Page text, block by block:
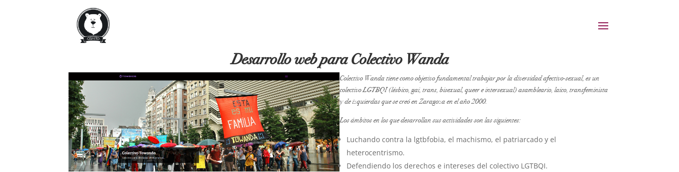
Desarrollo web para Colectivo Wanda
Colectivo Wanda tiene como objetivo fundamental trabajar por la diversidad afectivo-sexual, es un
colectivo LGTBQI (lésbico, gai, trans, bisexual, queer e intersexual) asambleario, laico, transfeminista
y de izquierdas que se creó en Zaragoza en el año 2000.
Los ámbitos en los que desarrollan sus actividades son las siguientes:
Luchando contra la lgtbfobia, el machismo, el patriarcado y el
heterocentrismo.
Defendiendo los derechos e intereses del colectivo LGTBQI.